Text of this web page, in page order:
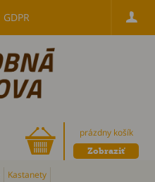
GDPR
prázdny košík
Zobraziť
Kastanety